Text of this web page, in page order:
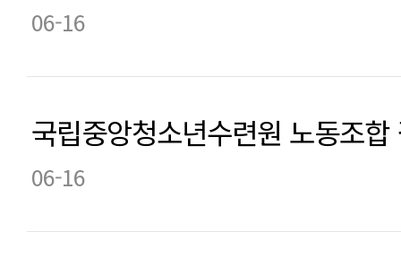
06-16
국립중앙청소년수련원 노동조
06-16